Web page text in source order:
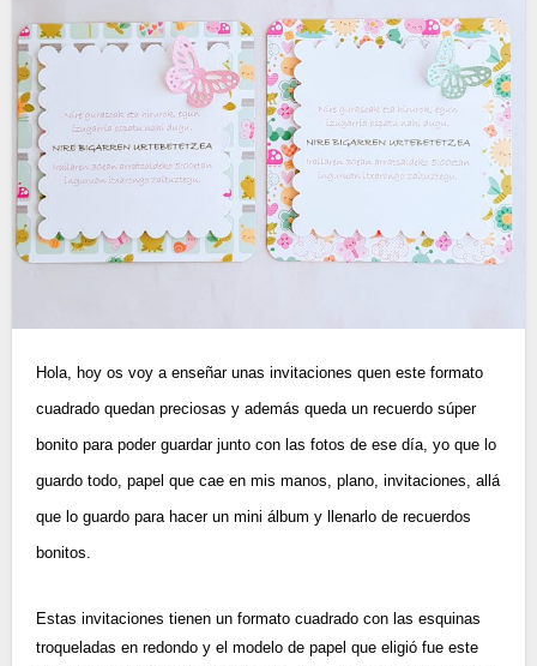
Hola, hoy os voy a enseñar unas invitaciones quen este formato
cuadrado quedan preciosas y además queda un recuerdo súper
bonito para poder guardar junto con las fotos de ese día, yo que lo
guardo todo, papel que cae en mis manos, plano, invitaciones, allá
que lo guardo para hacer un mini álbum y llenarlo de recuerdos
bonitos.
Estas invitaciones tienen un formato cuadrado con las esquinas
troqueladas en redondo y el modelo de papel que eligió fue este